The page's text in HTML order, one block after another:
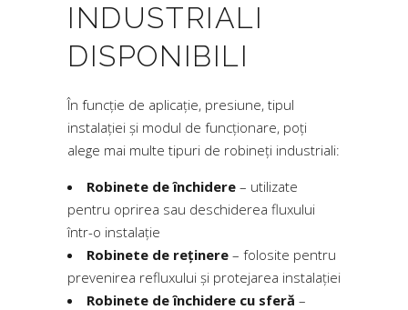
INDUSTRIALI
DISPONIBILI
În funcție de aplicație, presiune, tipul
instalației și modul de funcționare, poți
alege mai multe tipuri de robineți industriali:
Robinete de închidere – utilizate
pentru oprirea sau deschiderea fluxului
într-o instalație
Robinete de reținere – folosite pentru
prevenirea refluxului și protejarea instalației
Robinete de închidere cu sferă –